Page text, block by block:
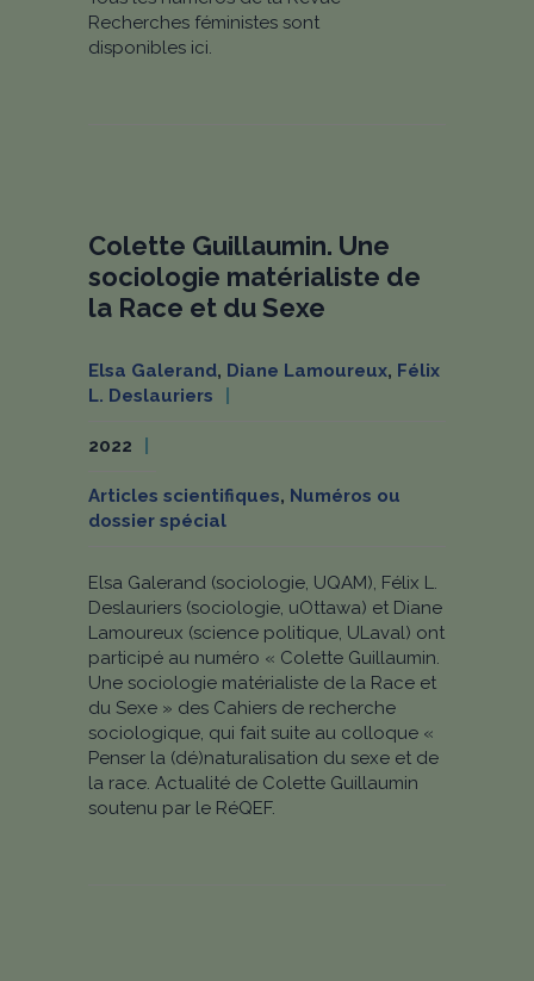
Recherches féministes sont
disponibles ici.
Colette Guillaumin. Une
sociologie matérialiste de
la Race et du Sexe
Elsa Galerand, Diane Lamoureux, Félix
L. Deslauriers
2022
Articles scientifiques, Numéros ou
dossier spécial
Elsa Galerand (sociologie, UQAM), Félix L.
Deslauriers (sociologie, uOttawa) et Diane
Lamoureux (science politique, ULaval) ont
participé au numéro « Colette Guillaumin.
Une sociologie matérialiste de la Race et
du Sexe » des Cahiers de recherche
sociologique, qui fait suite au colloque «
Penser la (dé)naturalisation du sexe et de
la race. Actualité de Colette Guillaumin
soutenu par le RéQEF.